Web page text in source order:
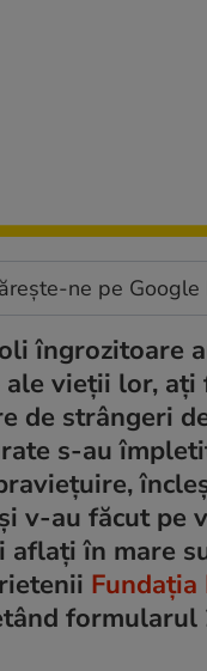
ne pe Google
îngrozitoare
vieții lor, ați
de strângeri
s-au
v-au făcut pe
aflați în mare
formularul